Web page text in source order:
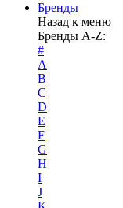
Бренды
Назад к меню
Бренды A-Z:
#
A
B
C
D
E
F
G
H
I
J